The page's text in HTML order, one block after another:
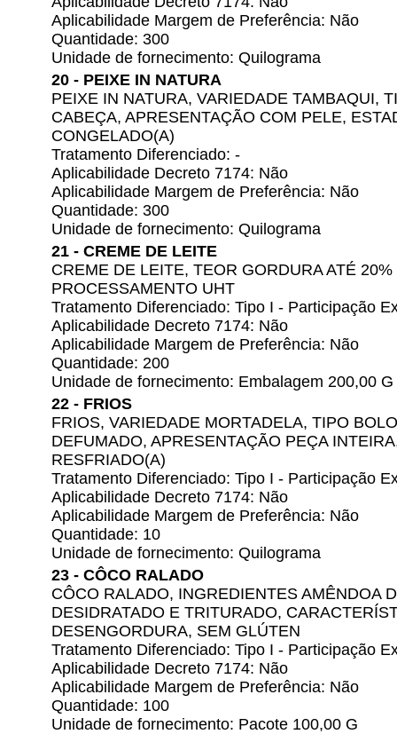
Aplicabilidade Margem de Preferência: Não
Quantidade: 300
Unidade de fornecimento: Quilograma
20 - PEIXE IN NATURA
PEIXE IN NATURA, VARIEDADE TAMBAQUI,
CABEÇA, APRESENTAÇÃO COM PELE,
CONGELADO(A)
Tratamento Diferenciado: -
Aplicabilidade Decreto 7174: Não
Aplicabilidade Margem de Preferência: Não
Quantidade: 300
Unidade de fornecimento: Quilograma
21 - CREME DE LEITE
CREME DE LEITE, TEOR GORDURA ATÉ
PROCESSAMENTO UHT
Tratamento Diferenciado: Tipo I - Participação
Aplicabilidade Decreto 7174: Não
Aplicabilidade Margem de Preferência: Não
Quantidade: 200
Unidade de fornecimento: Embalagem 200,00 G
22 - FRIOS
FRIOS, VARIEDADE MORTADELA, TIPO
DEFUMADO, APRESENTAÇÃO PEÇA
RESFRIADO(A)
Tratamento Diferenciado: Tipo I - Participação
Aplicabilidade Decreto 7174: Não
Aplicabilidade Margem de Preferência: Não
Quantidade: 10
Unidade de fornecimento: Quilograma
23 - CÔCO RALADO
CÔCO RALADO, INGREDIENTES AMÊNDOA
DESIDRATADO E TRITURADO,
DESENGORDURA, SEM GLÚTEN
Tratamento Diferenciado: Tipo I - Participação
Aplicabilidade Decreto 7174: Não
Aplicabilidade Margem de Preferência: Não
Quantidade: 100
Unidade de fornecimento: Pacote 100,00 G